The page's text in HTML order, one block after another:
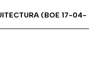
(BOE 17-04-